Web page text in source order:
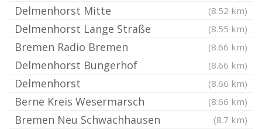
Delmenhorst Mitte (8.52 km)
Delmenhorst Lange Straße (8.55 km)
Bremen Radio Bremen (8.66 km)
Delmenhorst Bungerhof (8.66 km)
Delmenhorst (8.66 km)
Berne Kreis Wesermarsch (8.66 km)
Bremen Neu Schwachhausen (8.7 km)